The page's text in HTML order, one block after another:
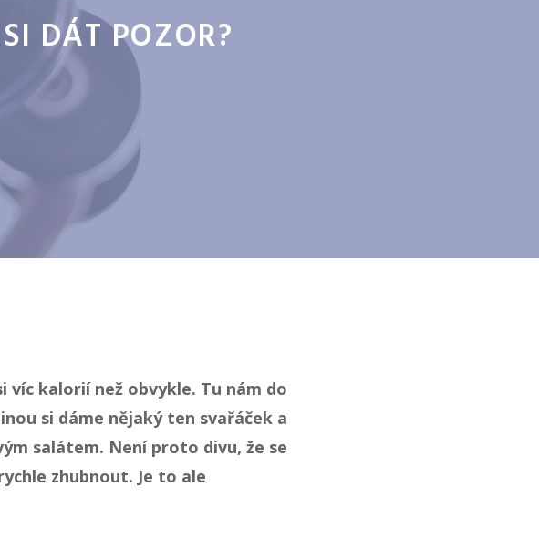
DÁT POZOR?
víc kalorií než obvykle. Tu nám do
si dáme nějaký ten svařáček a
salátem. Není proto divu, že se
zhubnout. Je to ale